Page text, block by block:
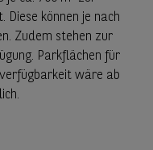
Diese können je nach
Zudem stehen zur
Parkflächen für
wäre ab